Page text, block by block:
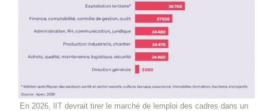
En 2026, lIT devrait tirer le marché de lemploi des cadres dans un